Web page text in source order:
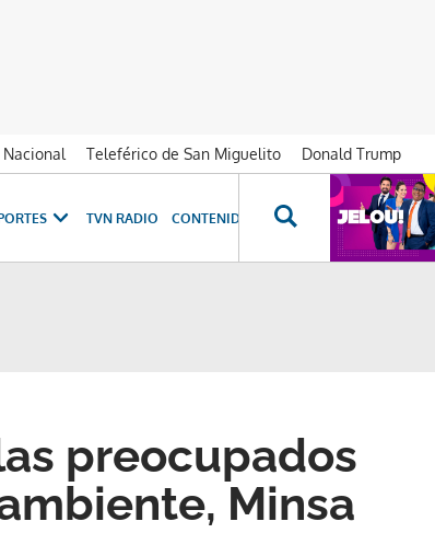
Teleférico de San Miguelito
Donald Trump
TVN RADIO CONTENIDOS ESPECIALES NOVELAS
preocupados
Minsa